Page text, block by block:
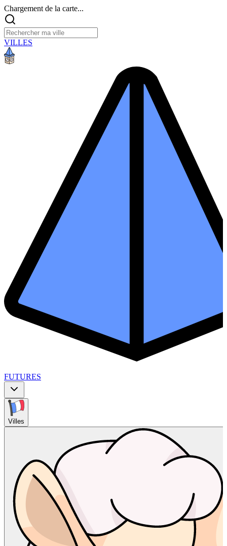
Chargement de la carte...
VILLES
FUTURES
Villes